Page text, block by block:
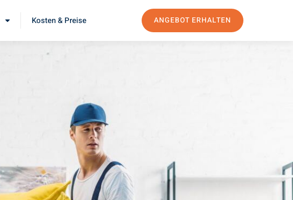
Kosten & Preise ANGEBOT ERHALTEN